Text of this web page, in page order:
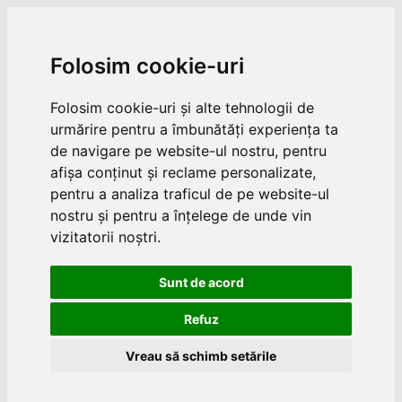
Folosim cookie-uri
Folosim cookie-uri și alte tehnologii de
urmărire pentru a îmbunătăți experiența ta
de navigare pe website-ul nostru, pentru
afișa conținut și reclame personalizate,
pentru a analiza traficul de pe website-ul
nostru și pentru a înțelege de unde vin
vizitatorii noștri.
Sunt de acord
Refuz
Vreau să schimb setările